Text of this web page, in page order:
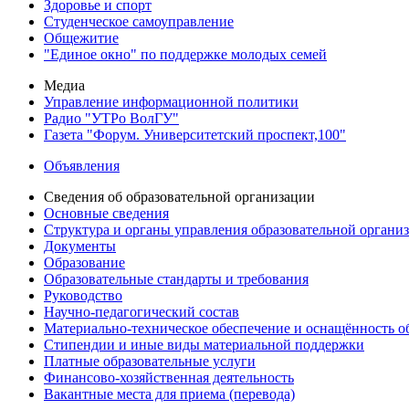
Здоровье и спорт
Студенческое самоуправление
Общежитие
"Единое окно" по поддержке молодых семей
Медиа
Управление информационной политики
Радио "УТРо ВолГУ"
Газета "Форум. Университетский проспект,100"
Объявления
Сведения об образовательной организации
Основные сведения
Структура и органы управления образовательной
Документы
Образование
Образовательные стандарты и требования
Руководство
Научно-педагогический состав
Материально-техническое обеспечение и оснащённость
Стипендии и иные виды материальной поддержки
Платные образовательные услуги
Финансово-хозяйственная деятельность
Вакантные места для приема (перевода)